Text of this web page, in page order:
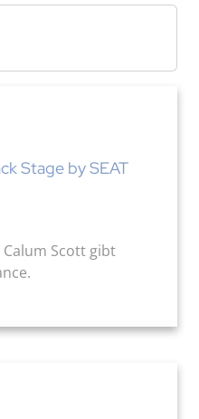
Stage by SEAT
Calum Scott gibt